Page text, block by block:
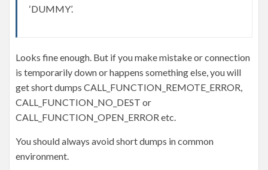
‘DUMMY’.
Looks fine enough. But if you make mistake or connection
is temporarily down or happens something else, you will
get short dumps CALL_FUNCTION_REMOTE_ERROR,
CALL_FUNCTION_NO_DEST or
CALL_FUNCTION_OPEN_ERROR etc.
You should always avoid short dumps in common
environment.